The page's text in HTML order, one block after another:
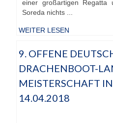
einer großartigen Regatta
Soreda nichts ...
WEITER LESEN
9. OFFENE
DRACHENBOOT-
MEISTERSCHAFT
14.04.2018